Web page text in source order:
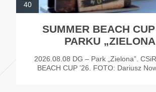
40
SUMMER BEACH CUP
PARKU
2026.08.08 DG – Park „Zielona”.
BEACH CUP ’26. FOTO: Dariusz